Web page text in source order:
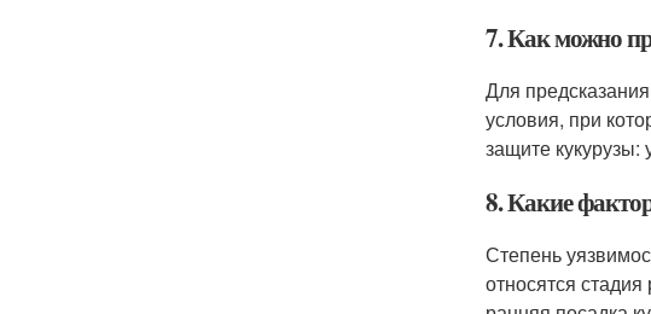
7. Как можно
Для
условия, при
защите
8. Какие
Степень
относятся